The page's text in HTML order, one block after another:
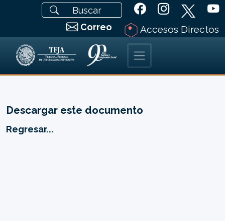
Correo Accesos Directos
Descargar este documento
Regresar...